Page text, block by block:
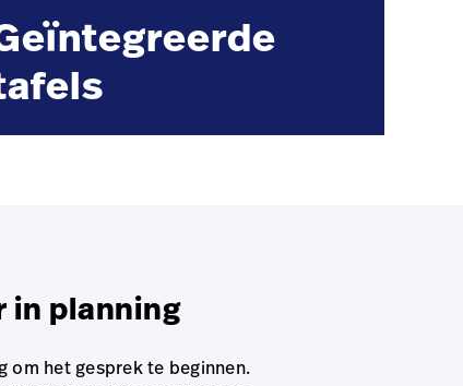
in planning
om het gesprek te beginnen.